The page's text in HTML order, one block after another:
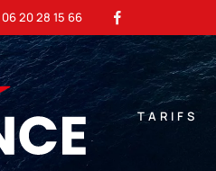
06 20 28 15 66
TARIFS